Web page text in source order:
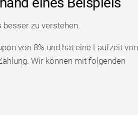
besser zu verstehen.
von 8% und hat eine Laufzeit von
Wir können mit folgenden